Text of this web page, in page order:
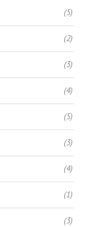
(5)
(2)
(3)
(4)
(5)
(3)
(4)
(1)
(3)